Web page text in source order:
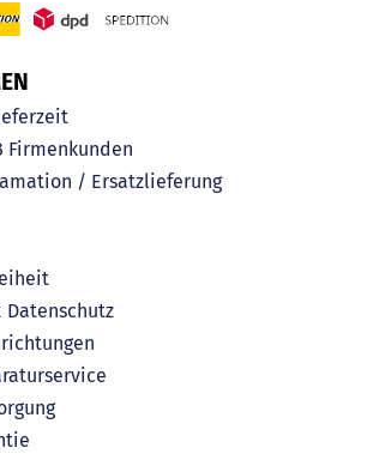
Firmenkunden
/ Ersatzlieferung
Datenschutz